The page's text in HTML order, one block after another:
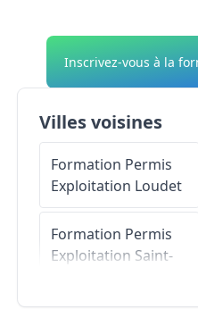
Inscrivez-vous à la
Villes voisines
Formation Permis
Exploitation Loudet
Formation Permis
Exploitation Saint-